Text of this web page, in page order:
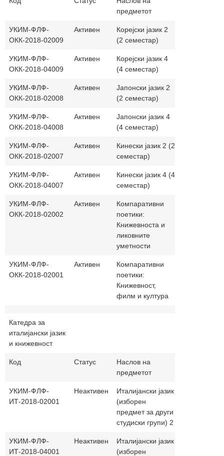
предметот
УКИМ-ФЛФ-
ОКК-2018-02009
Активен
Корејски јазик 2
(2 семестар)
УКИМ-ФЛФ-
ОКК-2018-04009
Активен
Корејски јазик 4
(4 семестар)
УКИМ-ФЛФ-
ОКК-2018-02008
Активен
Јапонски јазик 2
(2 семестар)
УКИМ-ФЛФ-
ОКК-2018-04008
Активен
Јапонски јазик 4
(4 семестар)
УКИМ-ФЛФ-
ОКК-2018-02007
Активен
Кинески јазик 2 (2
семестар)
УКИМ-ФЛФ-
ОКК-2018-04007
Активен
Кинески јазик 4 (4
семестар)
УКИМ-ФЛФ-
ОКК-2018-02002
Активен
Компаративни
поетики:
Книжевноста и
ликовните
уметности
УКИМ-ФЛФ-
ОКК-2018-02001
Активен
Компаративни
поетики:
Книжевност,
филм и култура
Катедра за
италијански јазик
и книжевност
Код Статус
Наслов на
предметот
УКИМ-ФЛФ-
ИТ-2018-02001
Неактивен
Италијански јазик
(изборен
предмет за други
студиски групи) 2
УКИМ-ФЛФ-
ИТ-2018-04001
Неактивен
Италијански јазик
(изборен